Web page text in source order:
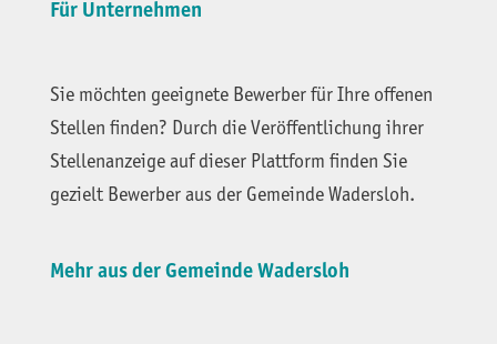
Für Unternehmen
Sie möchten geeignete Bewerber für Ihre offenen
Stellen finden? Durch die Veröffentlichung ihrer
Stellenanzeige auf dieser Plattform finden Sie
gezielt Bewerber aus der Gemeinde Wadersloh.
Mehr aus der Gemeinde Wadersloh